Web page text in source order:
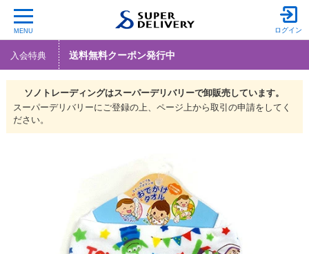
MENU ログイン
入会特典 送料無料クーポン発行中
ソノトレーディングはスーパーデリバリーで卸販売しています。
スーパーデリバリーにご登録の上、ページ上から取引の申請をしてく
ださい。